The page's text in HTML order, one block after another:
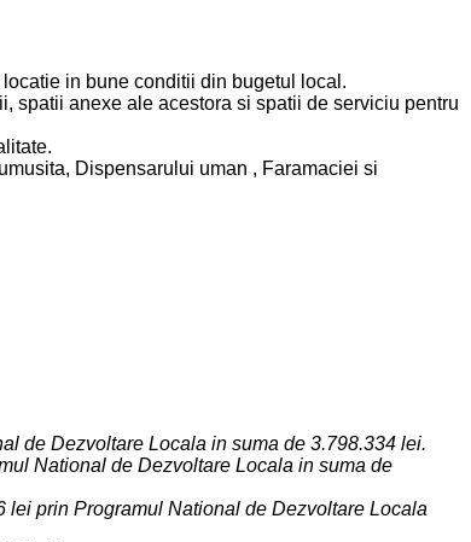
in bune conditii din bugetul local.
spatii anexe ale acestora si spatii de serviciu pentru
Dispensarului uman , Faramaciei si
de Dezvoltare Locala in suma de 3.798.334 lei.
National de Dezvoltare Locala in suma de
lei prin Programul National de Dezvoltare Locala